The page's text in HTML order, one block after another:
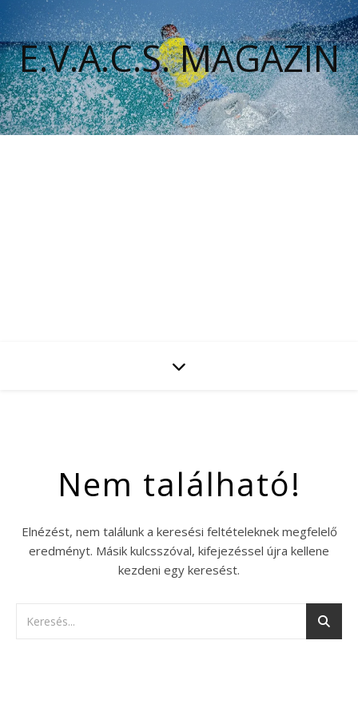
E.V.A.C.S. MAGAZIN
Nem található!
Elnézést, nem találunk a keresési feltételeknek megfelelő
eredményt. Másik kulcsszóval, kifejezéssel újra kellene
kezdeni egy keresést.